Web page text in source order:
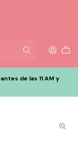
de las 11 AM y